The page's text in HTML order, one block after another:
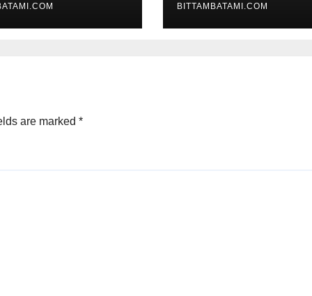
BITTAMBATAMI.COM
are marked *